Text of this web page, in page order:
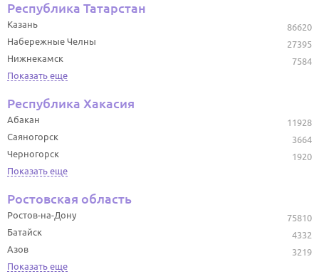
Республика Татарстан
86620
Казань
27395
Набережные Челны
7584
Нижнекамск
Показать еще
Республика Хакасия
11928
Абакан
3664
Саяногорск
1920
Черногорск
Показать еще
Ростовская область
75810
Ростов-на-Дону
4332
Батайск
3219
Азов
Показать еще